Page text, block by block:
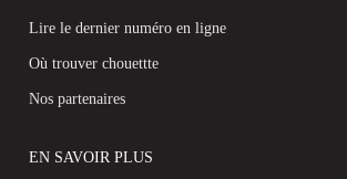
Lire le dernier numéro en ligne
Où trouver chouettte
Nos partenaires
EN SAVOIR PLUS